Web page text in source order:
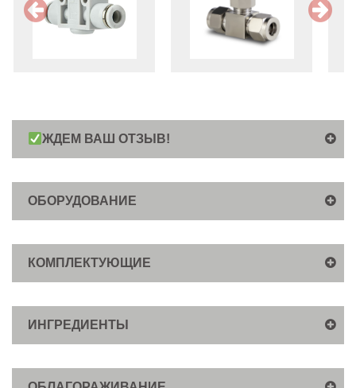
ЖДЕМ ВАШ ОТЗЫВ!
ОБОРУДОВАНИЕ
КОМПЛЕКТУЮЩИЕ
ИНГРЕДИЕНТЫ